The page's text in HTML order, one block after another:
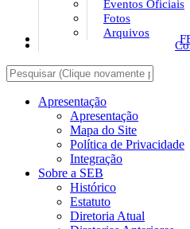
Eventos Oficiais
Fotos
Arquivos
Apresentação
Apresentação
Mapa do Site
Política de Privacidade
Integração
Sobre a SEB
Histórico
Estatuto
Diretoria Atual